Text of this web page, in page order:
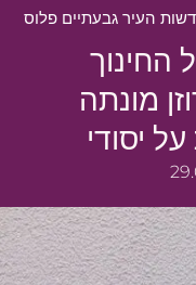
העיר גבעתיים פלוס
החינוך
מונתה
יסודי